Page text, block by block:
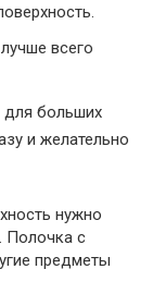
всего
больших
и желательно
нужно
Полочка с
предметы